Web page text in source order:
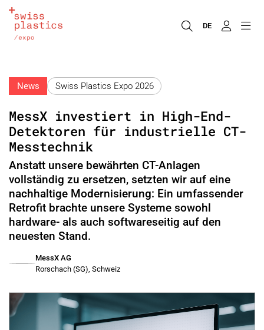
DE
News Swiss Plastics Expo 2026
MessX investiert in High-End-
Detektoren für industrielle CT-
Messtechnik
Anstatt unsere bewährten CT-Anlagen
vollständig zu ersetzen, setzten wir auf eine
nachhaltige Modernisierung: Ein umfassender
Retrofit brachte unsere Systeme sowohl
hardware- als auch softwareseitig auf den
neuesten Stand.
MessX AG
Rorschach (SG), Schweiz